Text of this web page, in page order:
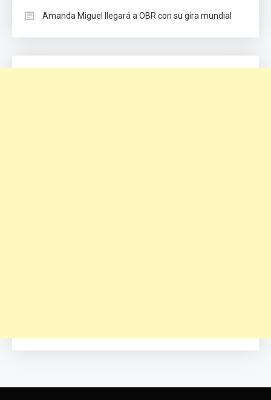
Amanda Miguel llegará a OBR con su gira mundial